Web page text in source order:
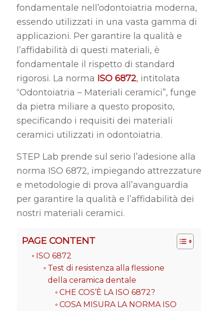
fondamentale nell’odontoiatria moderna,
essendo utilizzati in una vasta gamma di
applicazioni. Per garantire la qualità e
l’affidabilità di questi materiali, è
fondamentale il rispetto di standard
rigorosi. La norma ISO 6872, intitolata
“Odontoiatria – Materiali ceramici”, funge
da pietra miliare a questo proposito,
specificando i requisiti dei materiali
ceramici utilizzati in odontoiatria.
STEP Lab prende sul serio l’adesione alla
norma ISO 6872, impiegando attrezzature
e metodologie di prova all’avanguardia
per garantire la qualità e l’affidabilità dei
nostri materiali ceramici.
PAGE CONTENT
ISO 6872
Test di resistenza alla flessione
della ceramica dentale
CHE COS’È LA ISO 6872?
COSA MISURA LA NORMA ISO